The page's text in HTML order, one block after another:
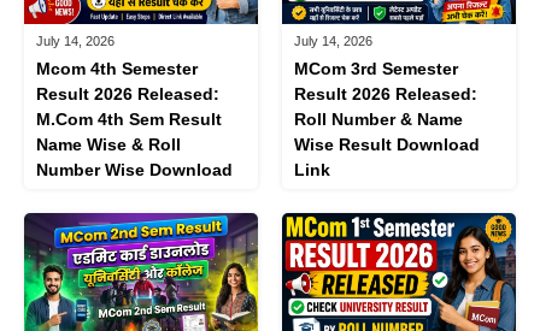
July 14, 2026
Mcom 4th Semester
Result 2026 Released:
M.Com 4th Sem Result
Name Wise & Roll
Number Wise Download
July 14, 2026
MCom 3rd Semester
Result 2026 Released:
Roll Number & Name
Wise Result Download
Link